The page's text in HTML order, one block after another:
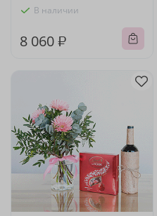
В наличии
8 060 ₽